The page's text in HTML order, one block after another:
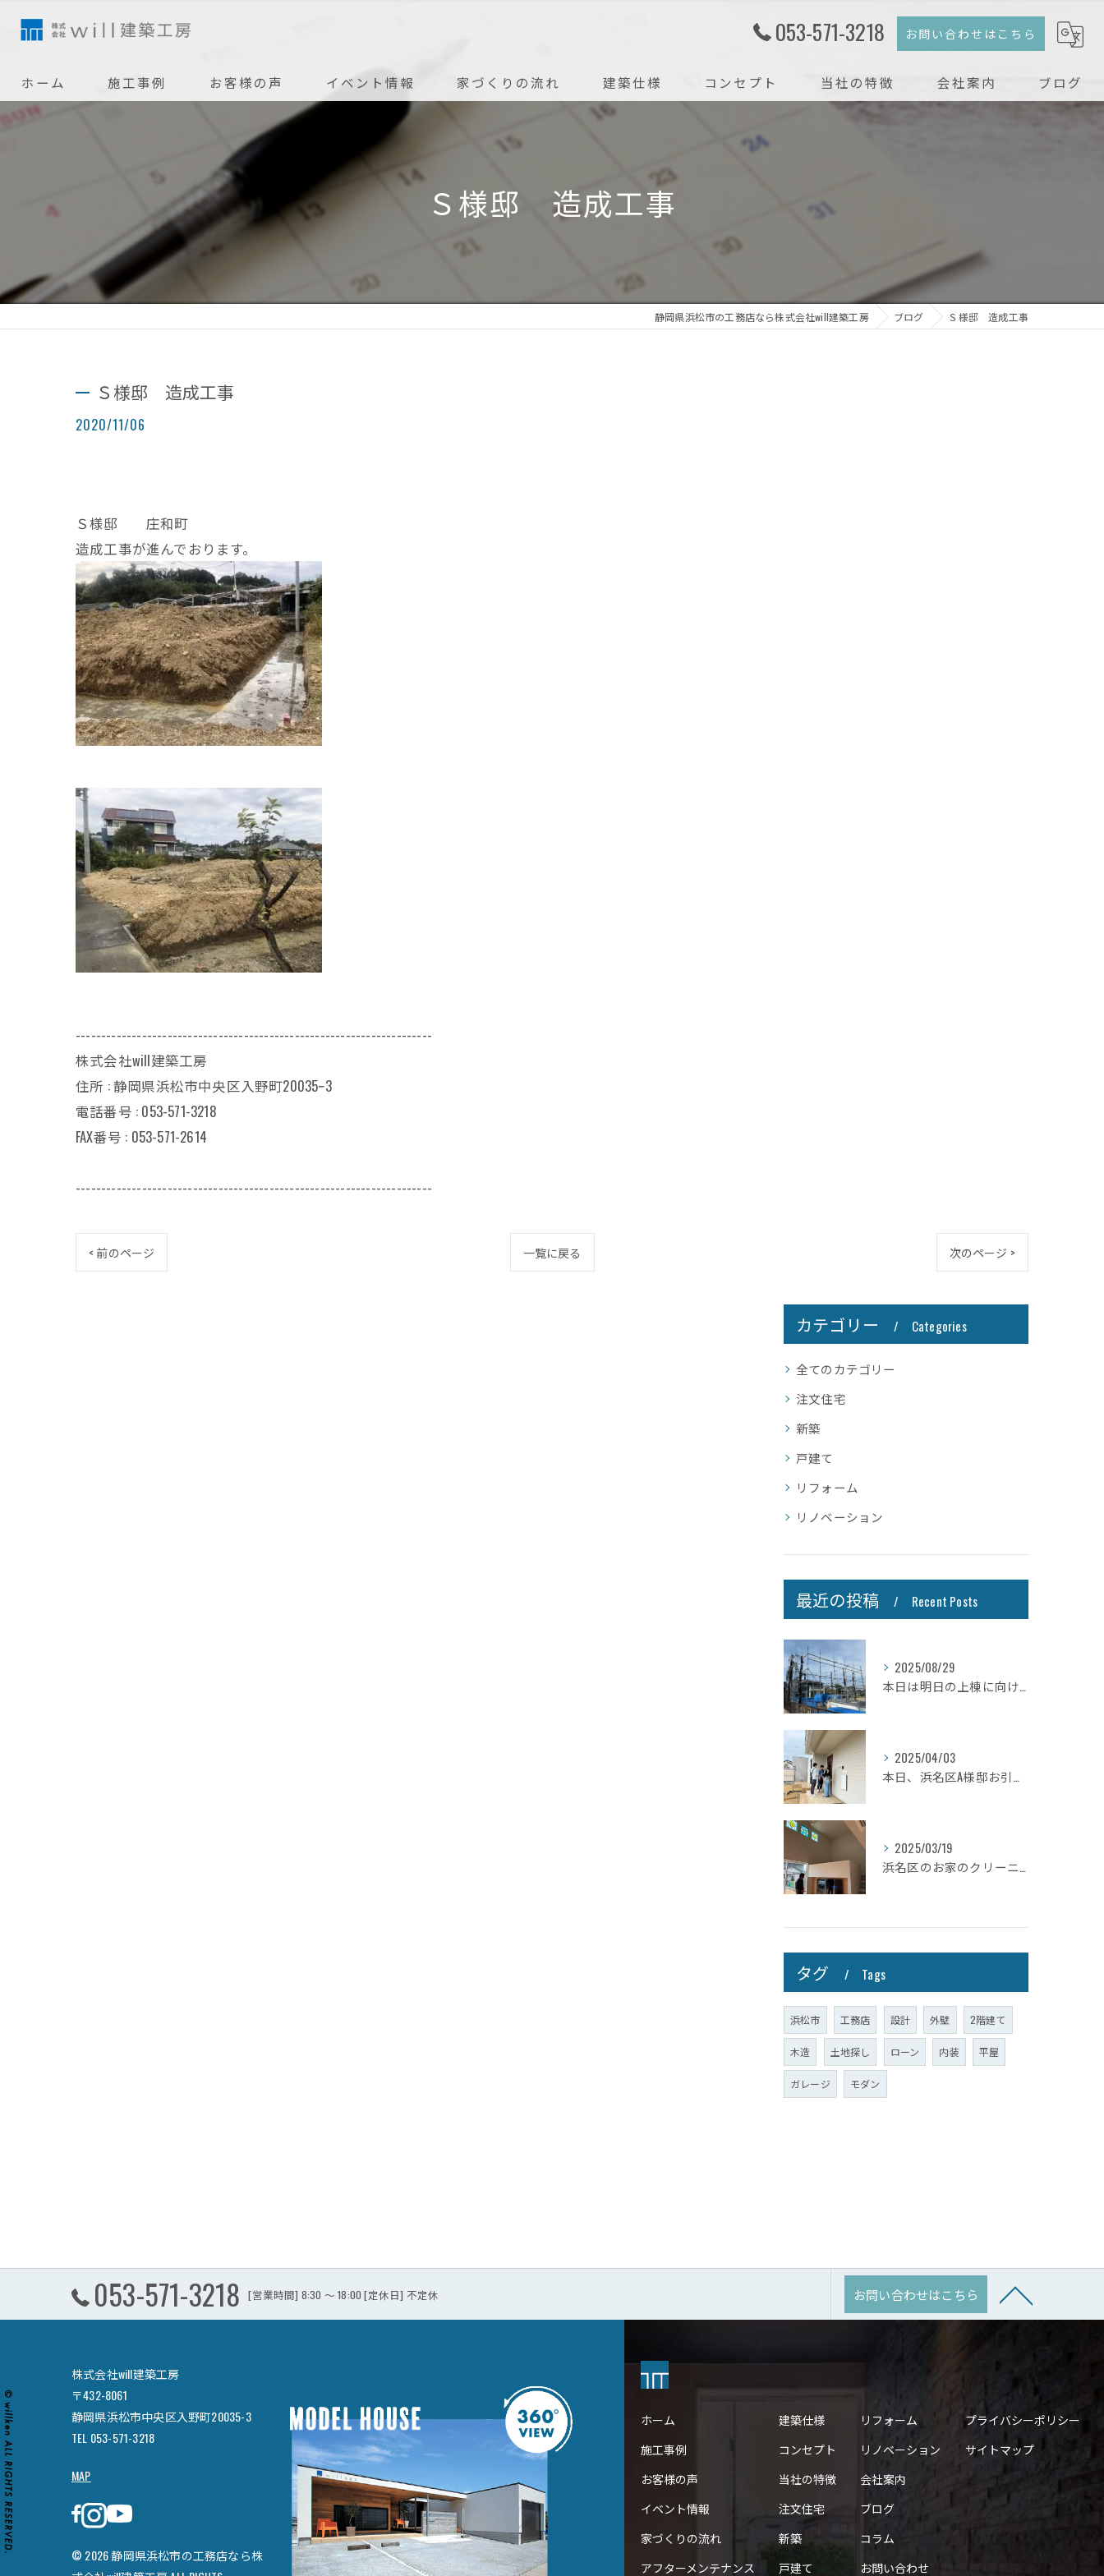
053-571-3218 お問い合わせはこちら
ホーム 施工事例 お客様の声 イベント情報 家づくりの流れ
アフターメンテナンス
建築仕様 コンセプト 当社の特徴
戸建て
リノベーション
会社案内 ブログ
Ｓ様邸 造成工事
静岡県浜松市の工務店なら株式会社will建築工房 ブログ Ｓ様邸 造成工事
Ｓ様邸 造成工事
2020/11/06
Ｓ様邸 庄和町
造成工事が進んでおります。
----------------------------------------------------------------------
株式会社will建築工房
住所 : 静岡県浜松市中央区入野町20035ｰ3
電話番号 : 053-571-3218
FAX番号 : 053-571-2614
----------------------------------------------------------------------
< 前のページ 一覧に戻る 次のページ >
カテゴリー Categories
全てのカテゴリー
注文住宅
新築
戸建て
リフォーム
リノベーション
最近の投稿 Recent Posts
2025/08/29
本日は明日の上棟に向けて先行足場の施工をさせて頂きました。
2025/04/03
本日、浜名区A様邸お引き渡しさせて頂きました☆
2025/03/19
浜名区のお家のクリーニングが完了しましたので壁掛けテレビを設...
タグ Tags
浜松市 工務店 設計 外壁 2階建て
木造 土地探し ローン 内装 平屋
ガレージ モダン
053-571-3218 [営業時間] 8:30 ～ 18:00 [定休日] 不定休 お問い合わせはこちら
株式会社will建築工房
〒432-8061
静岡県浜松市中央区入野町20035-3
TEL 053-571-3218
MAP
© 2026 静岡県浜松市の工務店なら株
ホーム
施工事例
お客様の声
イベント情報
家づくりの流れ
アフターメンテナンス
建築仕様
コンセプト
当社の特徴
注文住宅
新築
戸建て
リフォーム
リノベーション
会社案内
ブログ
コラム
お問い合わせ
プライバシーポリシー
サイトマップ